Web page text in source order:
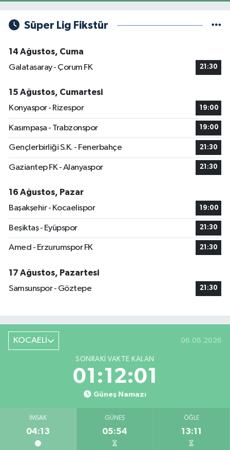
Süper Lig Fikstür
14 Ağustos, Cuma
Galatasaray - Çorum FK
21:30
15 Ağustos, Cumartesi
Konyaspor - Rizespor
19:00
Kasımpaşa - Trabzonspor 19:00
Gençlerbirliği S.K. - Fenerbahçe 21:30
Gaziantep FK - Alanyaspor 21:30
16 Ağustos, Pazar
Başakşehir - Kocaelispor
19:00
Beşiktaş - Eyüpspor 21:30
Amed - Erzurumspor FK 21:30
17 Ağustos, Pazartesi
Samsunspor - Göztepe
21:30
KOCAELİ 06.08.2026
SONRAKI VAKTE KALAN
01:12:01
Güneş Namazı
İMSAK
04:13
GÜNEŞ
05:54
ÖĞLE
13:11